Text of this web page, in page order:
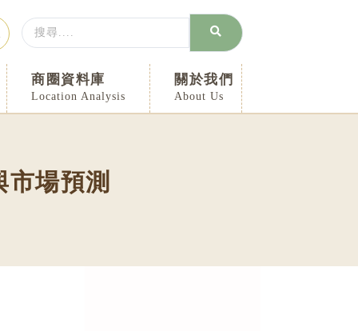
Search
...
商圈資料庫
Location Analysis
關於我們
About Us
場預測